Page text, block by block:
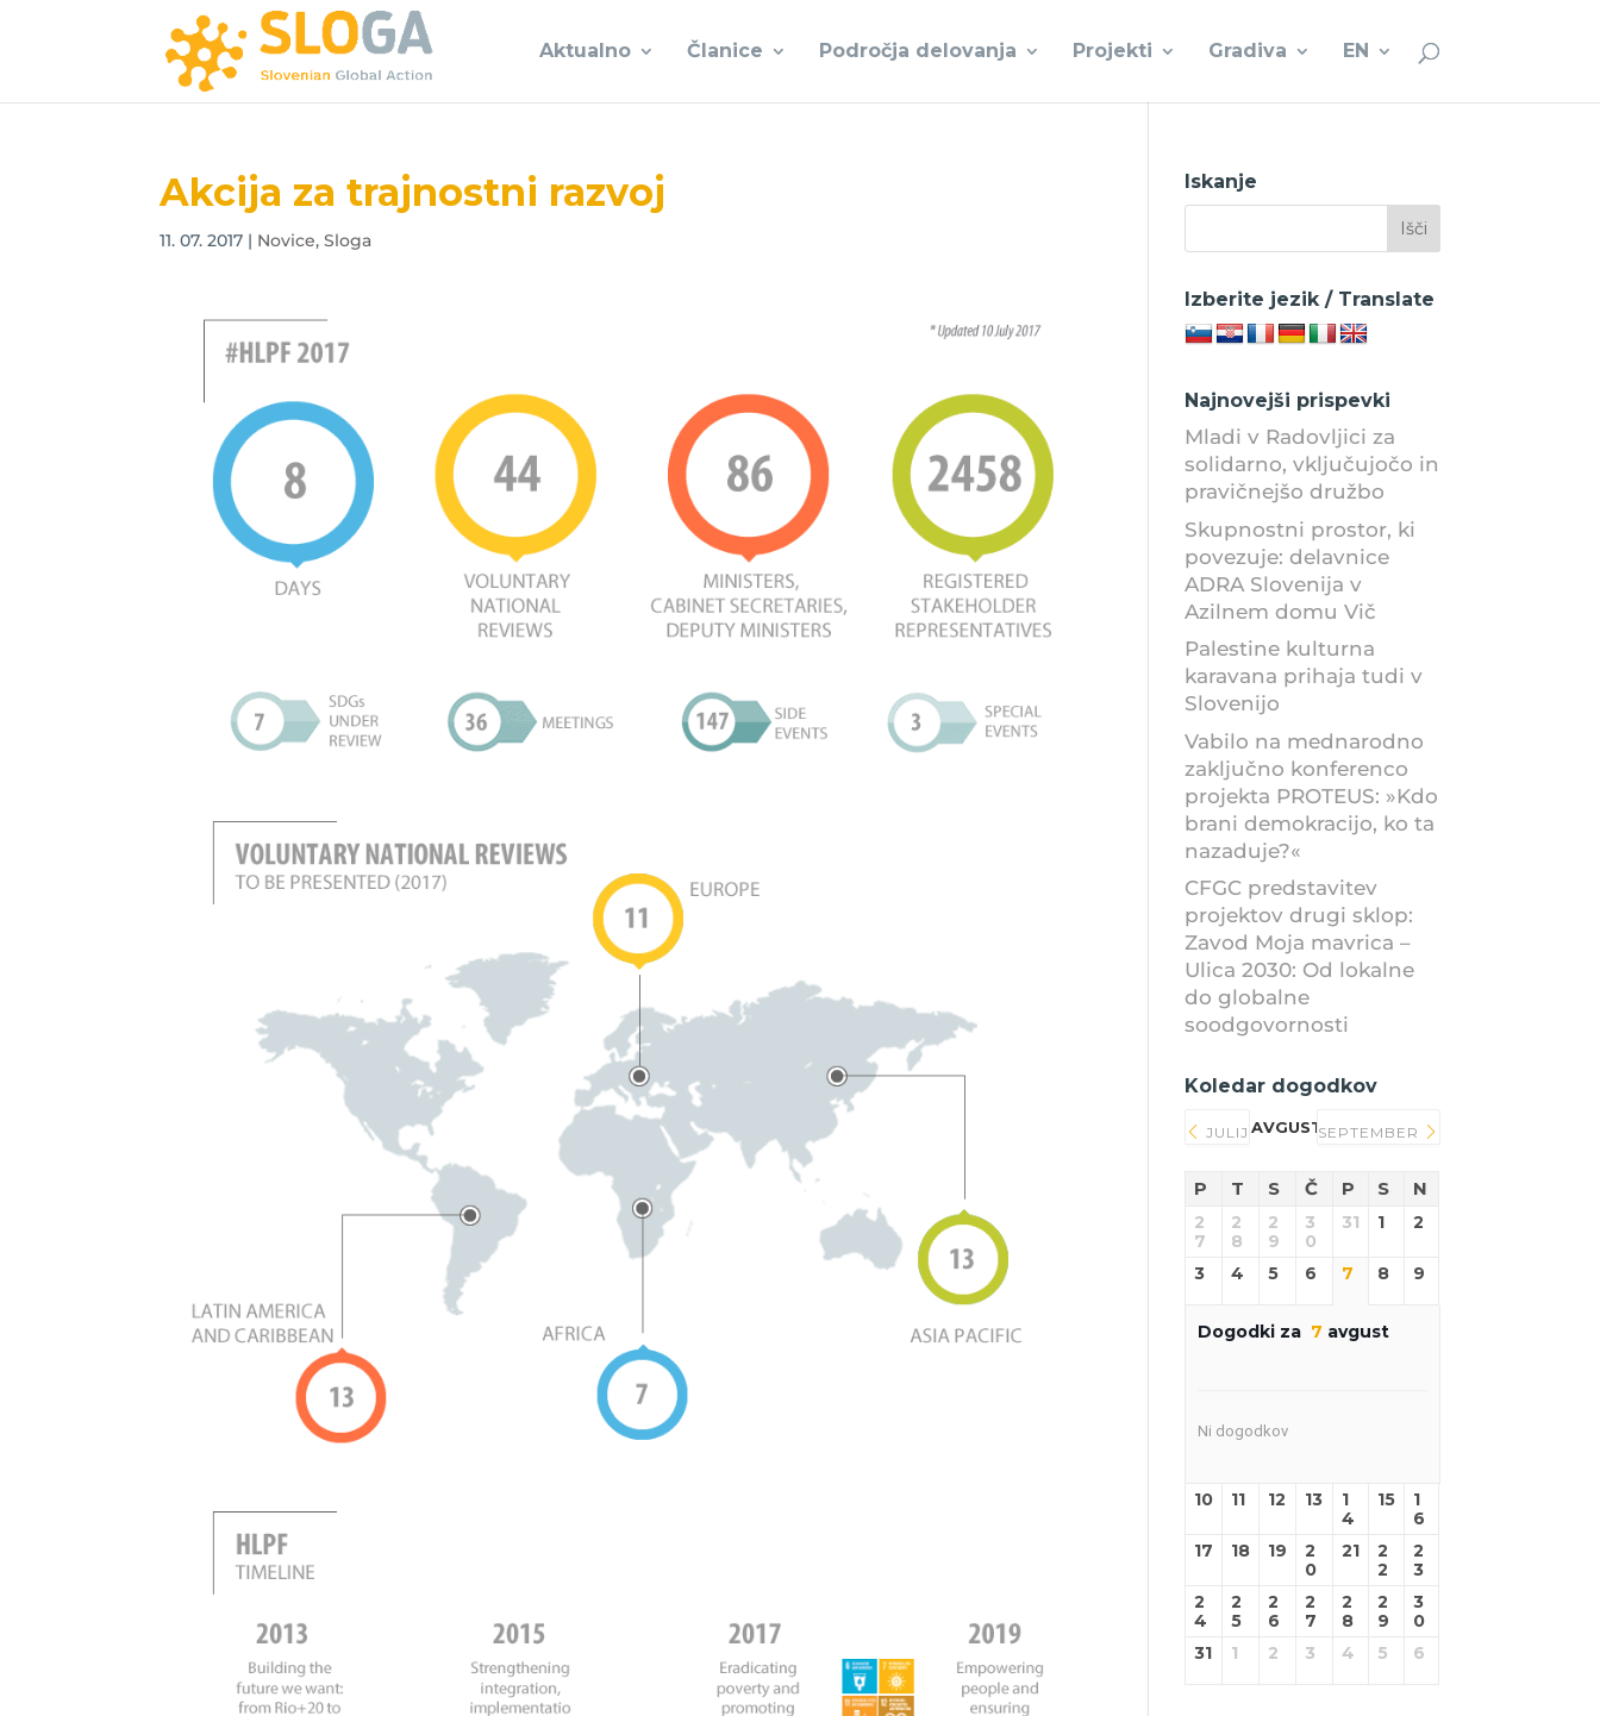
Aktualno Članice Področja delovanja Projekti Gradiva EN
Akcija za trajnostni razvoj
11. 07. 2017 | Novice,Sloga
Iskanje
Izberite jezik / Translate
Najnovejši prispevki
Mladi v Radovljici za
solidarno, vključujočo in
pravičnejšo družbo
Skupnostni prostor, ki
povezuje: delavnice
ADRA Slovenija v
Azilnem domu Vič
Palestine kulturna
karavana prihaja tudi v
Slovenijo
Vabilo na mednarodno
zaključno konferenco
projekta PROTEUS: »Kdo
brani demokracijo, ko ta
nazaduje?«
CFGC predstavitev
projektov drugi sklop:
Zavod Moja mavrica –
Ulica 2030: Od lokalne
do globalne
soodgovornosti
Koledar dogodkov
JULIJ AVGUST 2026
SEPTEMBER
P T S Č P S N
2
7
2
8
2
9
3
0
31 1 2
3 4 5 6 7 8 9
Dogodki za 7 avgust
Ni dogodkov
10 11 12 13
1
4
15
1
6
17
18 19
2
0
21
2
2
2
3
2
4
2
5
2
6
2
7
2
8
2
9
3
0
31
1 2 3 4 5 6